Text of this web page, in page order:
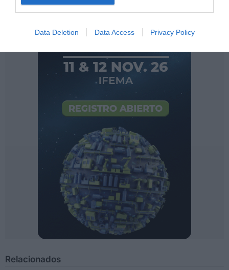
Data Deletion Data Access Privacy Policy
Relacionados